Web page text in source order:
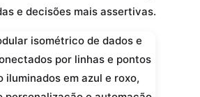
e decisões mais assertivas.